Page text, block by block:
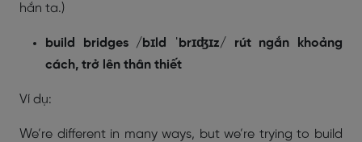
hắn ta.)
build bridges /bɪld ˈbrɪʤɪz/ rút ngắn khoảng
cách, trở lên thân thiết
Ví dụ:
We’re different in many ways, but we’re trying to build